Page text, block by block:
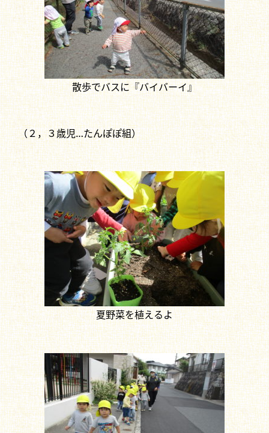
散歩でバスに『バイバーイ』
（２，３歳児…たんぽぽ組）
夏野菜を植えるよ